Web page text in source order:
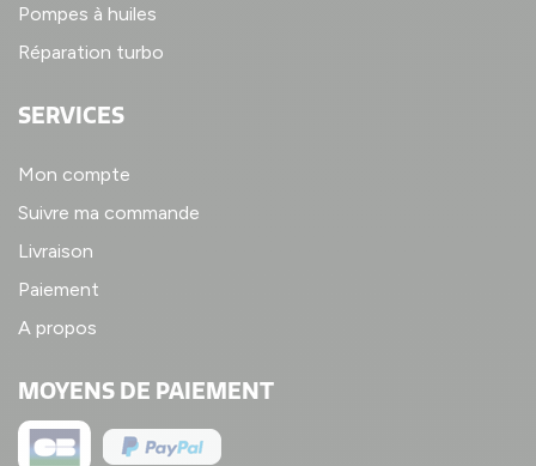
Pompes à huiles
Réparation turbo
SERVICES
Mon compte
Suivre ma commande
Livraison
Paiement
A propos
MOYENS DE PAIEMENT